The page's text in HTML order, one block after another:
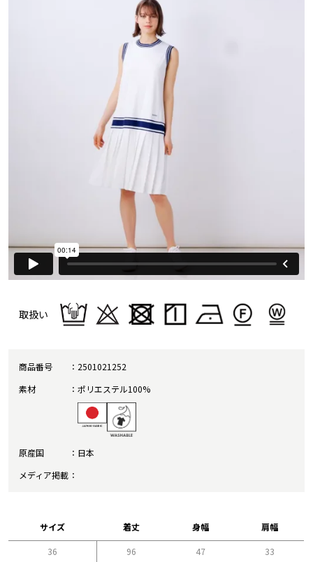
取扱い
商品番号
2501021252
素材
ポリエステル100%
原産国
日本
メディア掲載
サイズ 着丈 身幅 肩幅
36 96 47 33